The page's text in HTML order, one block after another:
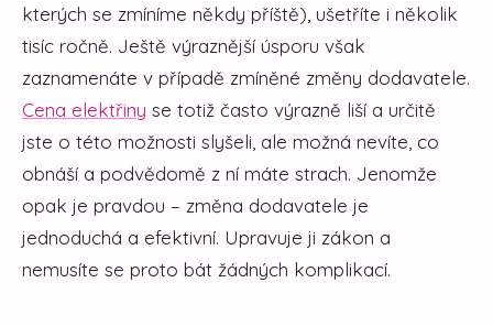
kterých se zmíníme někdy příště), ušetříte i několik
tisíc ročně. Ještě výraznější úsporu však
zaznamenáte v případě zmíněné změny dodavatele.
Cena elektřiny se totiž často výrazně liší a určitě
jste o této možnosti slyšeli, ale možná nevíte, co
obnáší a podvědomě z ní máte strach. Jenomže
opak je pravdou – změna dodavatele je
jednoduchá a efektivní. Upravuje ji zákon a
nemusíte se proto bát žádných komplikací.